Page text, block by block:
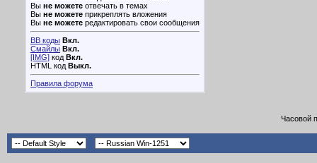
Вы не можете отвечать в темах
Вы не можете прикреплять вложения
Вы не можете редактировать свои сообщения
BB коды Вкл.
Смайлы Вкл.
[IMG] код Вкл.
HTML код Выкл.
Правила форума
Часовой